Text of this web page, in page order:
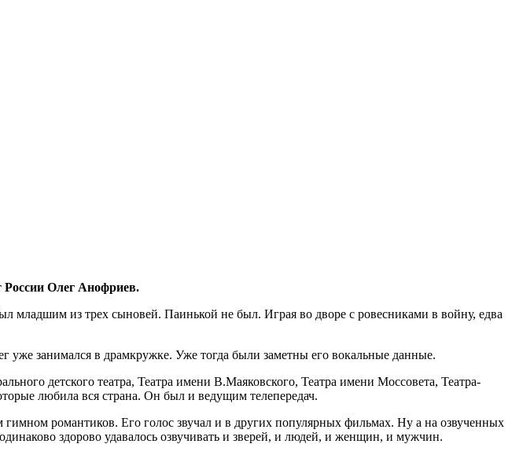
России Олег Анофриев.
младшим из трех сыновей. Паинькой не был. Играя во дворе с ровесниками в войну, едва
занимался в драмкружке. Уже тогда были заметны его вокальные данные.
детского театра, Театра имени В.Маяковского, Театра имени Моссовета, Театра-
любила вся страна. Он был и ведущим телепередач.
романтиков. Его голос звучал и в других популярных фильмах. Ну а на озвученных
здорово удавалось озвучивать и зверей, и людей, и женщин, и мужчин.